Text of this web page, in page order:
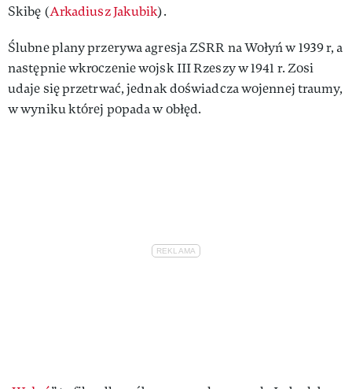
Skibę (Arkadiusz Jakubik).
Ślubne plany przerywa agresja ZSRR na Wołyń w 1939 r, a
następnie wkroczenie wojsk III Rzeszy w 1941 r. Zosi
udaje się przetrwać, jednak doświadcza wojennej traumy,
w wyniku której popada w obłęd.